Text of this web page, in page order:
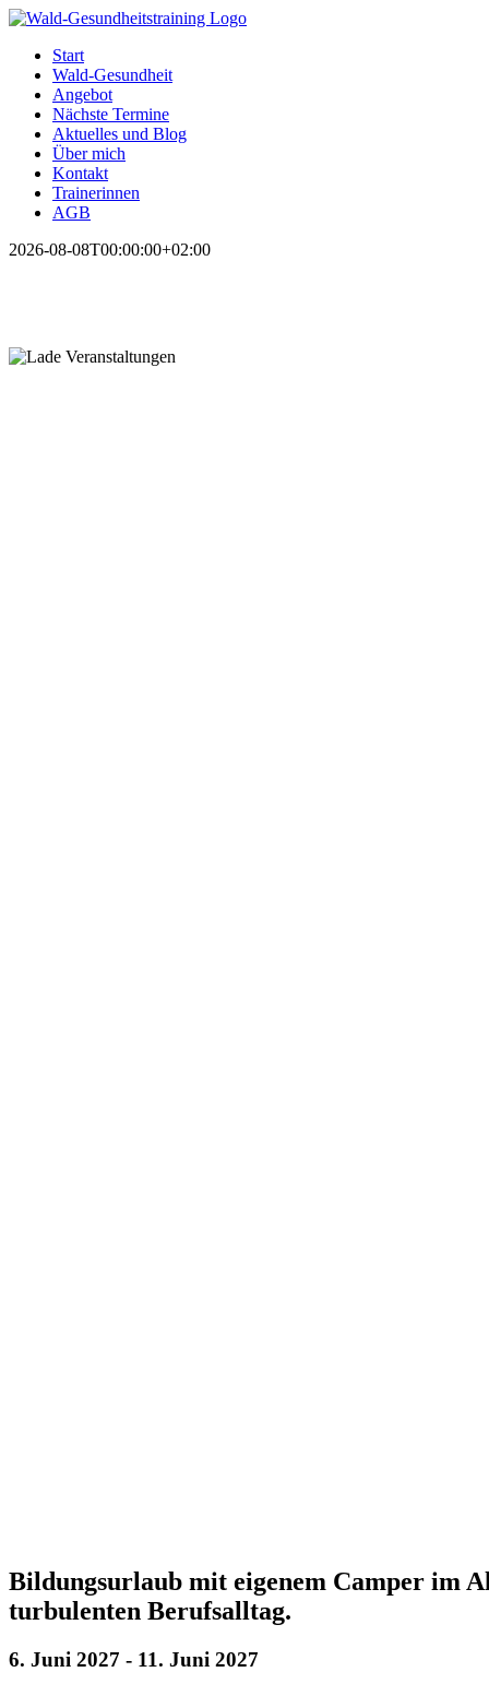
Zum
springenStart
Wald-Gesundheit
Angebot
Nächste Termine
Aktuelles und Blog
Über mich
Kontakt
Trainerinnen
AGB
2026-08-08T00:00:00+02:00
Bildungsurlaub mit eigenem Camper im
turbulenten Berufsalltag.
6. Juni 2027 - 11. Juni 2027